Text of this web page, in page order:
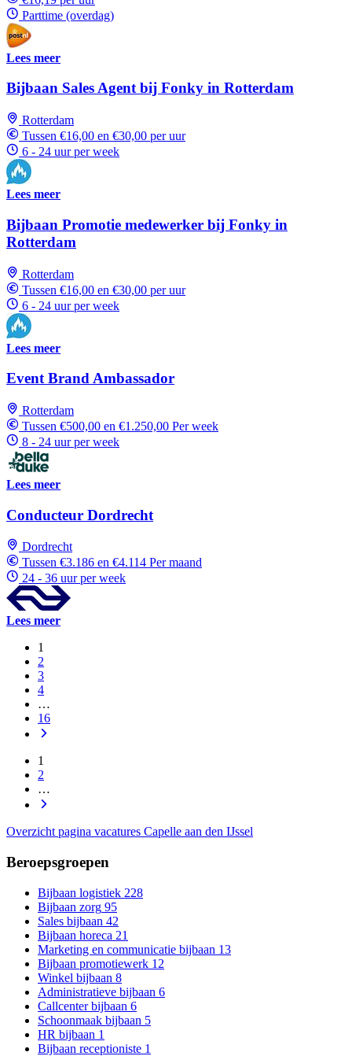
Parttime (overdag)
Lees meer
Bijbaan Sales Agent bij Fonky in Rotterdam
Rotterdam
Tussen €16,00 en €30,00 per uur
6 - 24 uur per week
Lees meer
Bijbaan Promotie medewerker bij Fonky in
Rotterdam
Rotterdam
Tussen €16,00 en €30,00 per uur
6 - 24 uur per week
Lees meer
Event Brand Ambassador
Rotterdam
Tussen €500,00 en €1.250,00 Per week
8 - 24 uur per week
Lees meer
Conducteur Dordrecht
Dordrecht
Tussen €3.186 en €4.114 Per maand
24 - 36 uur per week
Lees meer
1
2
3
4
…
16
1
2
…
Overzicht pagina vacatures Capelle aan den IJssel
Beroepsgroepen
Bijbaan logistiek 228
Bijbaan zorg 95
Sales bijbaan 42
Bijbaan horeca 21
Marketing en communicatie bijbaan 13
Bijbaan promotiewerk 12
Winkel bijbaan 8
Administratieve bijbaan 6
Callcenter bijbaan 6
Schoonmaak bijbaan 5
HR bijbaan 1
Bijbaan receptioniste 1